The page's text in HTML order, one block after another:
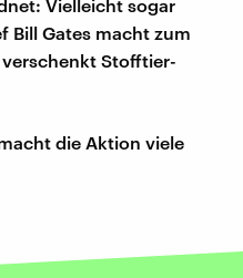
Vielleicht sogar
Bill Gates macht zum
Stofftier-
die Aktion viele